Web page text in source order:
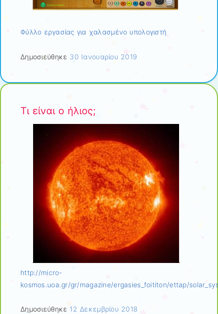
Φύλλο εργασίας για χαλασμένο υπολογιστή
Δημοσιεύθηκε 30 Ιανουαρίου 2019
Τι είναι ο ήλιος;
http://micro-
kosmos.uoa.gr/gr/magazine/ergasies_foititon/ettap/
Δημοσιεύθηκε 12 Δεκεμβρίου 2018